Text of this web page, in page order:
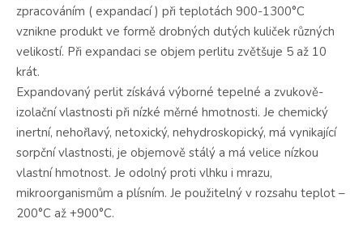
zpracováním ( expandací ) při teplotách 900-1300°C
vznikne produkt ve formě drobných dutých kuliček různých
velikostí. Při expandaci se objem perlitu zvětšuje 5 až 10
krát.
Expandovaný perlit získává výborné tepelné a zvukově-
izolační vlastnosti při nízké měrné hmotnosti. Je chemický
inertní, nehořlavý, netoxický, nehydroskopický, má vynikající
sorpční vlastnosti, je objemově stálý a má velice nízkou
vlastní hmotnost. Je odolný proti vlhku i mrazu,
mikroorganismům a plísním. Je použitelný v rozsahu teplot –
200°C až +900°C.